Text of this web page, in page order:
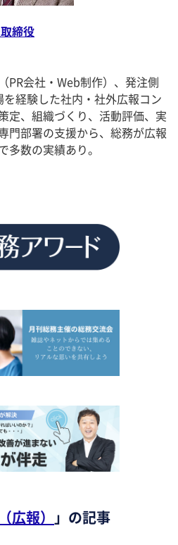
締役
PR会社・Web制作）、発注側
を経験した社内・社外広報コン
定、組織づくり、活動評価、実
門部署の支援から、総務が広報
多数の実績あり。
広報） 」の記事